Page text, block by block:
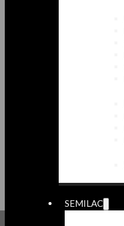
SEMILAC